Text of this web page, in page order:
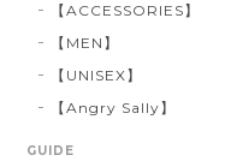
【ACCESSORIES】
【MEN】
【UNISEX】
【Angry Sally】
GUIDE